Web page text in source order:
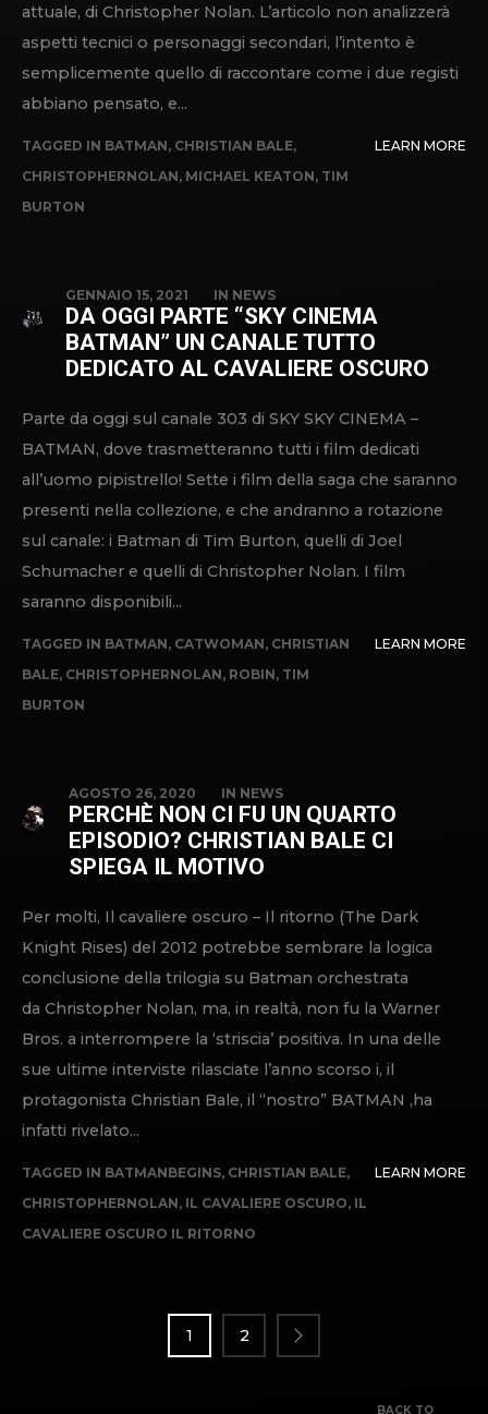
attuale, di Christopher Nolan. L’articolo non analizzerà
aspetti tecnici o personaggi secondari, l’intento è
semplicemente quello di raccontare come i due registi
abbiano pensato, e...
TAGGED IN BATMAN, CHRISTIAN BALE,
CHRISTOPHERNOLAN, MICHAEL KEATON, TIM
BURTON
LEARN MORE
GENNAIO 15, 2021 IN NEWS
DA OGGI PARTE “SKY CINEMA
BATMAN” UN CANALE TUTTO
DEDICATO AL CAVALIERE OSCURO
Parte da oggi sul canale 303 di SKY SKY CINEMA –
BATMAN, dove trasmetteranno tutti i film dedicati
all’uomo pipistrello! Sette i film della saga che saranno
presenti nella collezione, e che andranno a rotazione
sul canale: i Batman di Tim Burton, quelli di Joel
Schumacher e quelli di Christopher Nolan. I film
saranno disponibili...
TAGGED IN BATMAN, CATWOMAN, CHRISTIAN
BALE, CHRISTOPHERNOLAN, ROBIN, TIM
BURTON
LEARN MORE
AGOSTO 26, 2020 IN NEWS
PERCHÈ NON CI FU UN QUARTO
EPISODIO? CHRISTIAN BALE CI
SPIEGA IL MOTIVO
Per molti, Il cavaliere oscuro – Il ritorno (The Dark
Knight Rises) del 2012 potrebbe sembrare la logica
conclusione della trilogia su Batman orchestrata
da Christopher Nolan, ma, in realtà, non fu la Warner
Bros. a interrompere la ‘striscia’ positiva. In una delle
sue ultime interviste rilasciate l’anno scorso i, il
protagonista Christian Bale, il “nostro” BATMAN ,ha
infatti rivelato...
TAGGED IN BATMANBEGINS, CHRISTIAN BALE,
CHRISTOPHERNOLAN, IL CAVALIERE OSCURO, IL
CAVALIERE OSCURO IL RITORNO
LEARN MORE
ARTICOLI
1 2
BACK TO